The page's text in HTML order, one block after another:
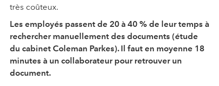
très coûteux.
Les employés passent de 20 à 40 % de leur temps à
rechercher manuellement des documents (étude
du cabinet Coleman Parkes). Il faut en moyenne 18
minutes à un collaborateur pour retrouver un
document.